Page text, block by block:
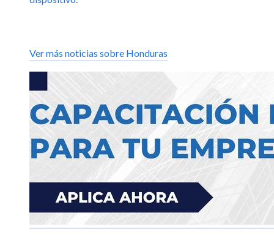
Ver más noticias sobre Honduras